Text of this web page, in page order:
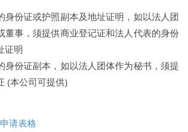
身份证或护照副本及地址证明，如以法人团
董事，须提供商业登记证和法人代表的身份
证明
身份证副本，如以法人团体作为秘书，须提
(本公司可提供)
请表格